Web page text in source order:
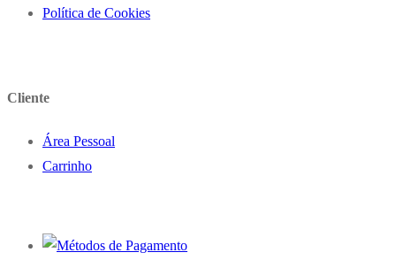
Política de Cookies
Cliente
Área Pessoal
Carrinho